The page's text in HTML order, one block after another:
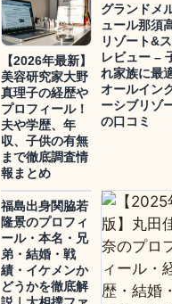
【2026年最新】
美容研究家大野
真理子の経歴や
プロフィール！
夫や学歴、年
収、子供の有無
まで徹底調査情
報まとめ
グランドメ
ュール那須
リゾート&
レビュー –
れ家族に最
オールイン
ーシブリゾ
の口コミ
福島出身関脇若
隆景のプロフィ
ール・本名・兄
弟・結婚・戦
績・イケメンか
どうかを徹底解